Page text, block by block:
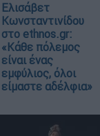
Ελισάβετ
Κωνσταντινίδου
στο ethnos.gr:
«Κάθε πόλεμος
είναι ένας
εμφύλιος, όλοι
είμαστε αδέλφια»